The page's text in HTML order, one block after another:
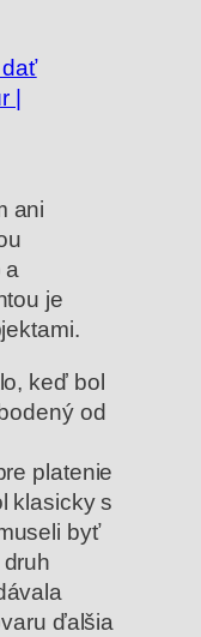
|
ani
a
je
keď bol
od
platenie
klasicky s
byť
ďalšia